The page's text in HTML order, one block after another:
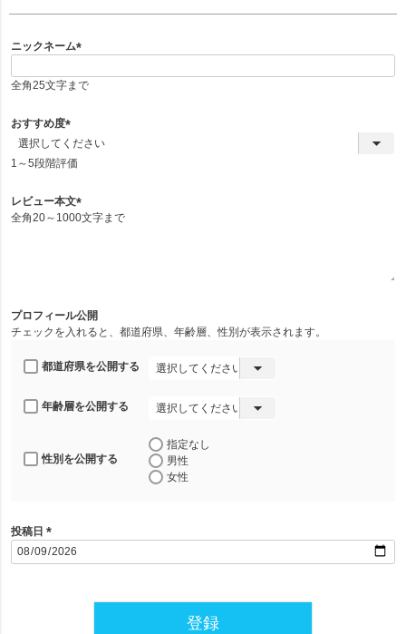
ニックネーム
必
全角25文字まで
おすすめ度
(
必
1～5段階評価
レビュー本文
(
全角20～1000文字まで
プロフィール公開
チェックを入れると、都道府県、年齢層、性別が表示されます。
都道府県を公開する
年齢層を公開する
性別を公開する
指定なし
男性
女性
投稿日
(
必
登録